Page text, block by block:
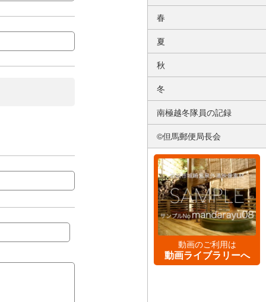
春
夏
秋
冬
南極越冬隊員の記録
©但馬郵便局長会
動画のご利用は
動画ライブラリーへ